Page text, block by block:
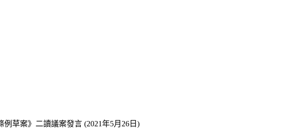
草案》二讀議案發言 (2021年5月26日)